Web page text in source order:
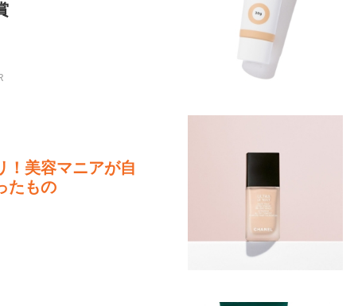
！美容マニアが自
たもの